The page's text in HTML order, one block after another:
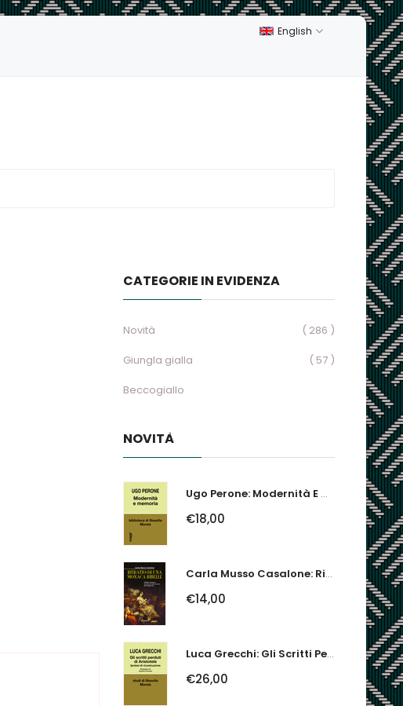
English
CATEGORIE IN EVIDENZA
Novità
( 286 )
Giungla gialla
( 57 )
Beccogiallo
NOVITÀ
Ugo Perone: Modernità E Memoria
€18,00
Carla Musso Casalone: Ritratto Di Una Monaca Ribelle. Brigida Franzone,...
€14,00
Luca Grecchi: Gli Scritti Perduti Di Aristotele. Ipotesi Di Ricostruzione
€26,00